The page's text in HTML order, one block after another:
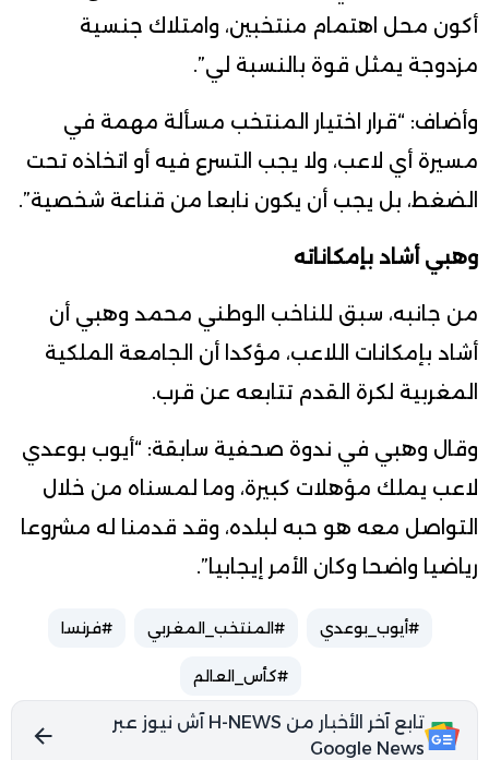
أكون محل اهتمام منتخبين، وامتلاك جنسية
مزدوجة يمثل قوة بالنسبة لي”.
وأضاف: “قرار اختيار المنتخب مسألة مهمة في
مسيرة أي لاعب، ولا يجب التسرع فيه أو اتخاذه تحت
الضغط، بل يجب أن يكون نابعا من قناعة شخصية”.
وهبي أشاد بإمكاناته
من جانبه، سبق للناخب الوطني محمد وهبي أن
أشاد بإمكانات اللاعب، مؤكدا أن الجامعة الملكية
المغربية لكرة القدم تتابعه عن قرب.
وقال وهبي في ندوة صحفية سابقة: “أيوب بوعدي
لاعب يملك مؤهلات كبيرة، وما لمسناه من خلال
التواصل معه هو حبه لبلده، وقد قدمنا له مشروعا
رياضيا واضحا وكان الأمر إيجابيا”.
#أيوب_بوعدي #المنتخب_المغربي #فرنسا
#كأس_العالم
تابع آخر الأخبار من H-NEWS آش نيوز عبر
Google News